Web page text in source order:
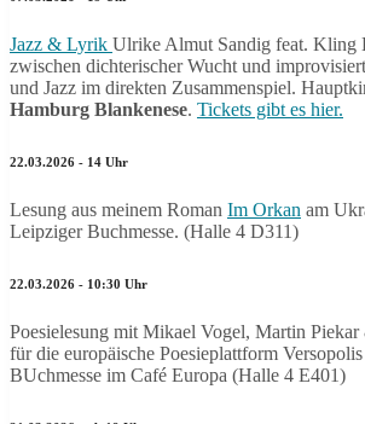
Jazz & Lyrik Ulrike Almut Sandig feat. Kling
zwischen dichterischer Wucht und
und Jazz im direkten Zusammenspiel.
Hamburg Blankenese. Tickets gibt es hier.
22.03.2026 - 14 Uhr
Lesung aus meinem Roman Im Orkan am
Leipziger Buchmesse. (Halle 4 D311)
22.03.2026 - 10:30 Uhr
Poesielesung mit Mikael Vogel, Martin
für die europäische Poesieplattform
BUchmesse im Café Europa (Halle 4 E401)